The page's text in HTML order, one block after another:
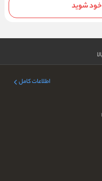
خود شوید
اطلاعات کامل